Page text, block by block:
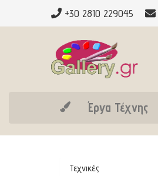
+30 2810 229045
Έργα Τέχνης
Τεχνικές